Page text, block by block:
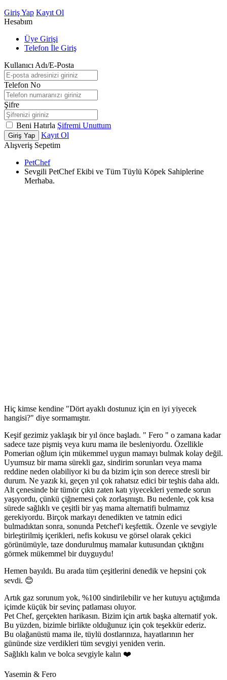
Giriş Yap Kayıt Ol
Hesabım
Üye Girişi
Telefon İle Giriş
Kullanıcı Adı/E-Posta
Telefon No
Şifre
Beni Hatırla Şifremi Unuttum
Giriş Yap
Kayıt Ol
Alışveriş Sepetim
PetChef
Sevgili PetChef Ekibi ve Tüm Tüylü Köpek Sahiplerine
Merhaba.
Hiç kimse kendine "Dört ayaklı dostunuz için en iyi yiyecek
hangisi?" diye sormamıştır.
Keşif gezimiz yaklaşık bir yıl önce başladı. " Fero " o zamana kadar
sadece taze pişmiş veya kuru mama ile besleniyordu. Özellikle
Pomerian oğlum için mükemmel uygun mamayı bulmak kolay değil.
Uyumsuz bir mama sürekli gaz, sindirim sorunları veya mama
reddine neden olabiliyor ki bu da bizim için son derece stresli bir
durum. Ne yazık ki, geçen yıl çok rahatsız edici bir teşhis daha aldı.
Alt çenesinde bir tümör çıktı zaten katı yiyecekleri yemede sorun
yaşıyordu, çünkü çiğnemesi çok zorlaşmıştı. Bu nedenle, çok kısa
sürede sağlıklı ve çeşitli bir yaş mama alternatifi bulmamız
gerekiyordu. Birçok markayı denedikten ve tatmin edici
bulmadıktan sonra, sonunda Petchef'i keşfettik. Özenle ve sevgiyle
birleştirilmiş içerikleri, nefis kokusu ve görsel olarak çekici
görünümüyle, taze dondurulmuş mamalar kutusundan çıktığını
görmek mükemmel bir duyguydu!
Hemen bayıldı. Bu arada tüm çeşitlerini denedik ve hepsini çok
sevdi. 😊
Artık gaz sorunum yok, %100 sindirilebilir ve her kutuyu açtığımda
içimde küçük bir sevinç patlaması oluyor.
Pet Chef, gerçekten harikasın. Bizim için artık başka alternatif yok.
Bu yüzden, bizimle birlikte olduğunuz için çok teşekkür ederiz.
Bu olağanüstü mama ile, tüylü dostlarınıza, hayatlarının her
gününde size verdikleri tüm sevgiyi yeniden verin.
Sağlıklı kalın ve bolca sevgiyle kalın ❤️
Yasemin & Fero